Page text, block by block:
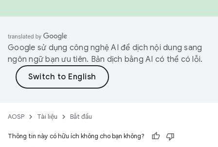
Google sử dụng công nghệ AI để dịch nội dung sang
ngôn ngữ bạn ưu tiên. Bản dịch bằng AI có thể có lỗi.
AOSP Tài liệu Bắt đầu
Thông tin này có hữu ích không cho bạn không?